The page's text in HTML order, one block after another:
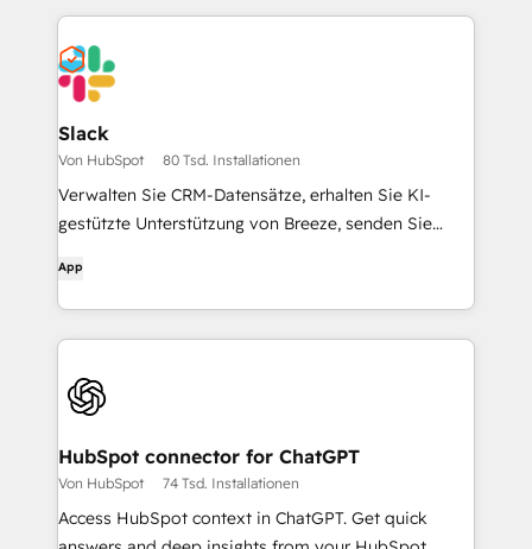
Slack
Von HubSpot 80 Tsd. Installationen
Verwalten Sie CRM-Datensätze, erhalten Sie KI-
gestützte Unterstützung von Breeze, senden Sie
Ihrem Team zusammen - ohne Slack zu verlassen.
App
HubSpot connector for ChatGPT
Von HubSpot 74 Tsd. Installationen
Access HubSpot context in ChatGPT. Get quick